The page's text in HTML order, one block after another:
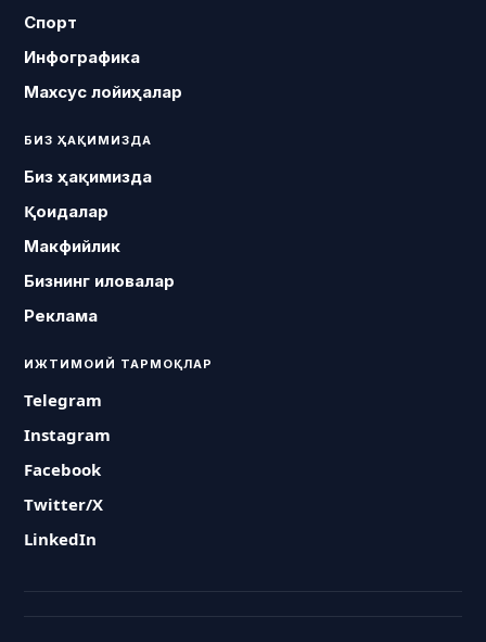
Спорт
Инфографика
Махсус лойиҳалар
БИЗ ҲАҚИМИЗДА
Биз ҳақимизда
Қоидалар
Макфийлик
Бизнинг иловалар
Реклама
ИЖТИМОИЙ ТАРМОҚЛАР
Telegram
Instagram
Facebook
Twitter/X
LinkedIn